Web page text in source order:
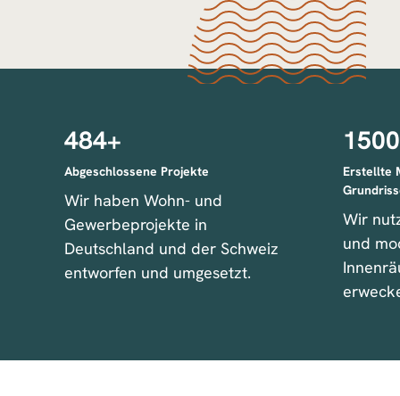
484+
Abgeschlossene Projekte
Wir haben Wohn- und
Gewerbeprojekte in
Deutschland und der Schweiz
entworfen und umgesetzt.
1500
Erstellte
Wir
und